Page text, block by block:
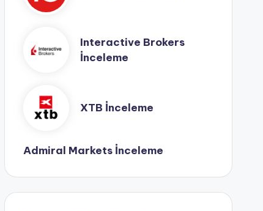
Interactive Brokers
İnceleme
XTB İnceleme
Admiral Markets İnceleme